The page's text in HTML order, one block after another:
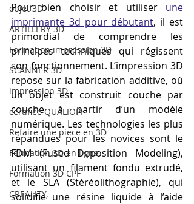
objet 3D
ARTILLERY 3D
Formation impression 3D
SCANNER 3D
impression 3D
certifiée QUALIOPI
Refaire une piece en 3D
Formation 3D en ligne.
Formation 3D CPF
CREALITY,
Pour bien choisir et utiliser une
imprimante 3d pour débutant, il est
primordial de comprendre les
principes techniques qui régissent
son fonctionnement. L’impression 3D
repose sur la fabrication additive, où
un objet est construit couche par
couche à partir d’un modèle
numérique. Les technologies les plus
répandues pour les novices sont le
FDM (Fused Deposition Modeling),
utilisant un filament fondu extrudé,
et le SLA (Stéréolithographie), qui
solidifie une résine liquide à l’aide